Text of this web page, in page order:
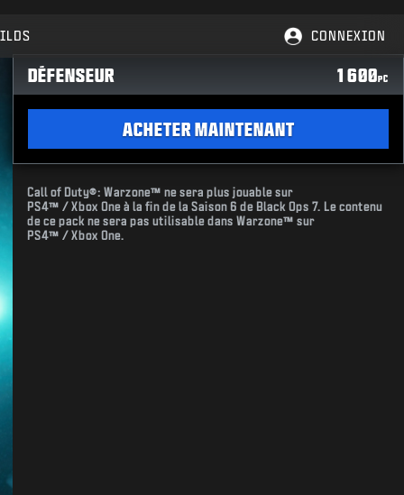
CONNEXION
DÉFENSEUR 1 600PC
ACHETER MAINTENANT
Call of Duty®: Warzone™ ne sera plus jouable sur
PS4™ / Xbox One à la fin de la Saison 6 de Black Ops 7. Le contenu
de ce pack ne sera pas utilisable dans Warzone™ sur
PS4™ / Xbox One.